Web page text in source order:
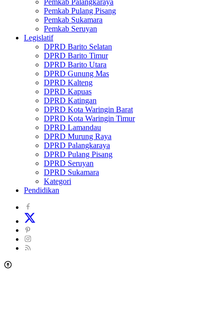
Pemkab Palangkaraya
Pemkab Pulang Pisang
Pemkab Sukamara
Pemkab Seruyan
Legislatif
DPRD Barito Selatan
DPRD Barito Timur
DPRD Barito Utara
DPRD Gunung Mas
DPRD Kalteng
DPRD Kapuas
DPRD Katingan
DPRD Kota Waringin Barat
DPRD Kota Waringin Timur
DPRD Lamandau
DPRD Murung Raya
DPRD Palangkaraya
DPRD Pulang Pisang
DPRD Seruyan
DPRD Sukamara
Kategori
Pendidikan